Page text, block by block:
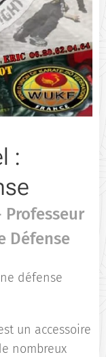
:
Professeur
Défense
défense
un accessoire
nombreux